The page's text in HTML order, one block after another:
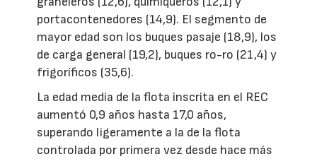
portacontenedores (14,9). El segmento de
mayor edad son los buques pasaje (18,9), los
de carga general (19,2), buques ro-ro (21,4) y
frigoríficos (35,6).
La edad media de la flota inscrita en el REC
aumentó 0,9 años hasta 17,0 años,
superando ligeramente a la de la flota
controlada por primera vez desde hace más